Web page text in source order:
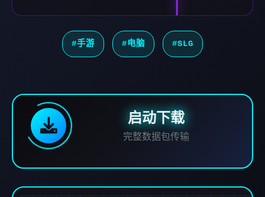
#手游 #电脑 #SLG
启动下载
完整数据包传输